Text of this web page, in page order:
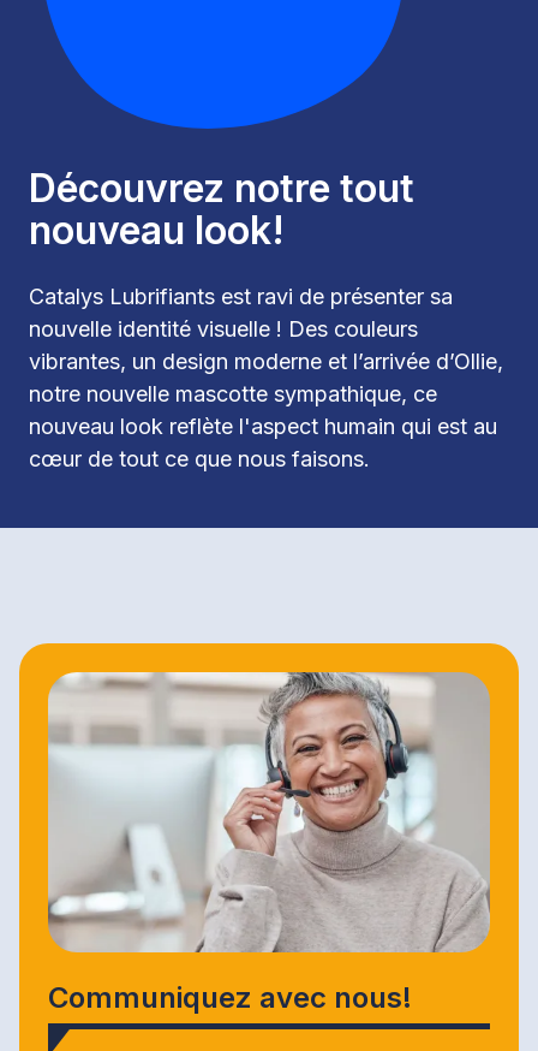
Découvrez notre tout
nouveau look!
Catalys Lubrifiants est ravi de présenter sa
nouvelle identité visuelle ! Des couleurs
vibrantes, un design moderne et l’arrivée d’Ollie,
notre nouvelle mascotte sympathique, ce
nouveau look reflète l'aspect humain qui est au
cœur de tout ce que nous faisons.
Communiquez avec nous!